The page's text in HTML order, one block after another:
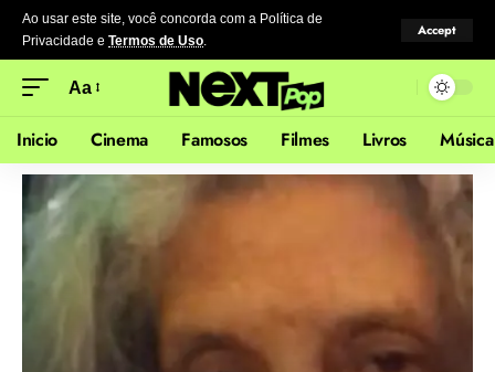
Ao usar este site, você concorda com a Política de
Privacidade e Termos de Uso.
Accept
Aa
Inicio Cinema Famosos Filmes Livros Música